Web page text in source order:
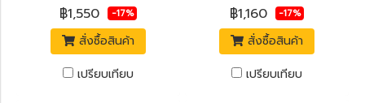
฿1,550 -17%
สั่งซื้อสินค้า
เปรียบเทียบ
฿1,160 -17%
สั่งซื้อสินค้า
เปรียบเทียบ